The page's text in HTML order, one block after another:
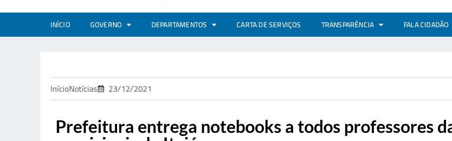
INÍCIO GOVERNO DEPARTAMENTOS CARTA DE SERVIÇOS TRANSPARÊNCIA FALA CIDADÃO
InícioNotícias 23/12/2021
Prefeitura entrega notebooks a todos professores